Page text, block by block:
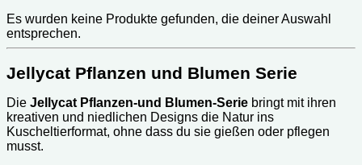
Es wurden keine Produkte gefunden, die deiner Auswahl
entsprechen.
Jellycat Pflanzen und Blumen Serie
Die Jellycat Pflanzen-und Blumen-Serie bringt mit ihren
kreativen und niedlichen Designs die Natur ins
Kuscheltierformat, ohne dass du sie gießen oder pflegen
musst.